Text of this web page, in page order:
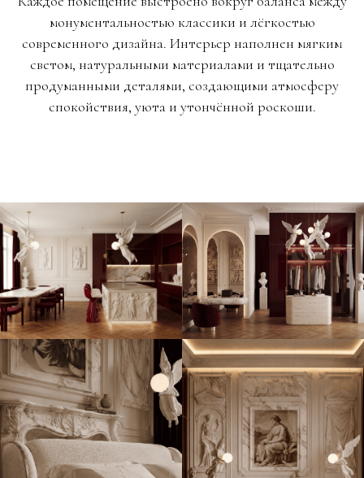
монументальностью классики и лёгкостью
современного дизайна. Интерьер наполнен мягким
светом, натуральными материалами и тщательно
продуманными деталями, создающими атмосферу
спокойствия, уюта и утончённой роскоши.